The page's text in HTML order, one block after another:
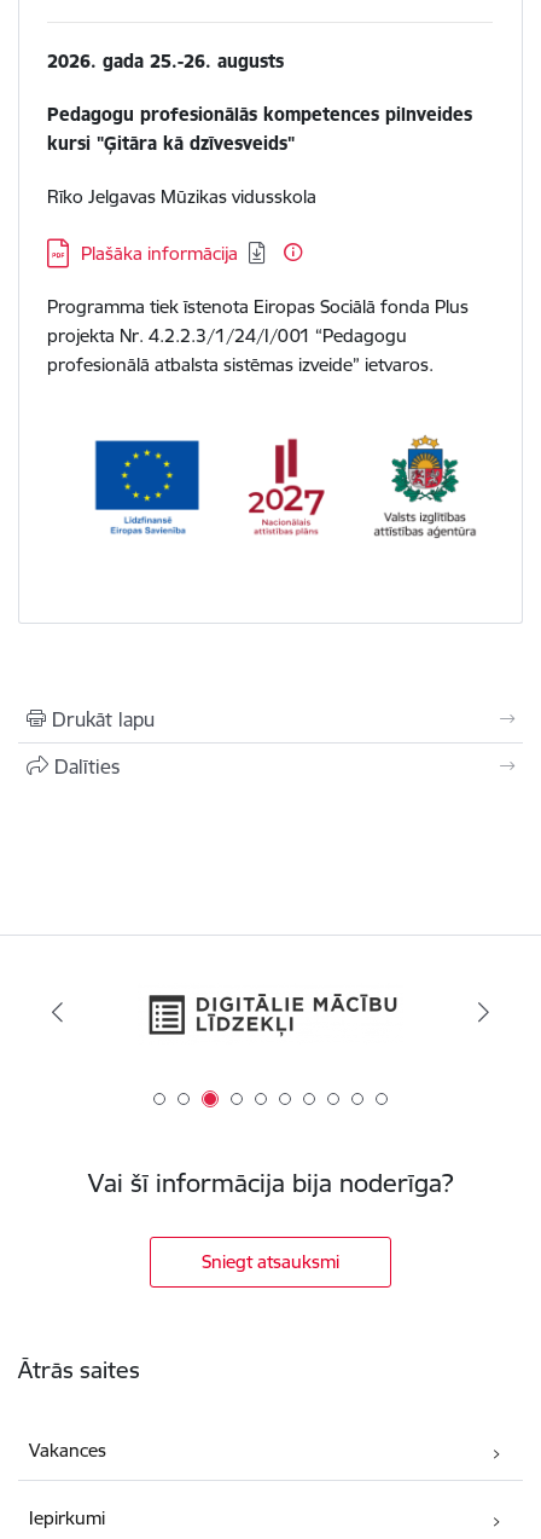
2026. gada 25.-26. augusts
Pedagogu profesionālās kompetences pilnveides
kursi "Ģitāra kā dzīvesveids"
Rīko Jelgavas Mūzikas vidusskola
Lejupielādēt:
Plašāka informācija
Programma tiek īstenota Eiropas Sociālā fonda Plus
projekta Nr. 4.2.2.3/1/24/I/001 “Pedagogu
profesionālā atbalsta sistēmas izveide” ietvaros.
Drukāt lapu
Dalīties
Vai šī informācija bija noderīga?
Sniegt atsauksmi
Ātrās saites
Vakances
Iepirkumi